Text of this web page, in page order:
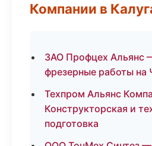
Компании в
ЗАО Профцех Альянс
фрезерные работы на
Техпром Альянс
Конструкторская и
подготовка